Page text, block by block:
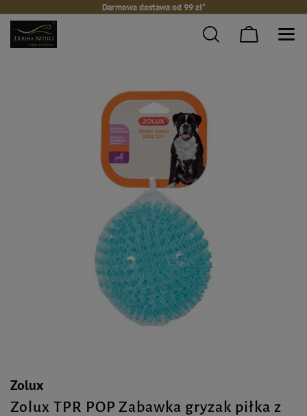
Darmowa dostawa od 99 zł*
Zolux
Zolux TPR POP Zabawka gryzak piłka z